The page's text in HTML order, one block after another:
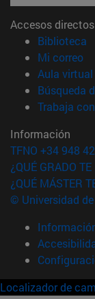
Accesos directos
Biblioteca
Mi correo
Aula virtual
Búsqueda
Trabaja
Información
TFNO +34 948
¿QUÉ GRADO
¿QUÉ MÁSTER
© Universidad
Localizador de